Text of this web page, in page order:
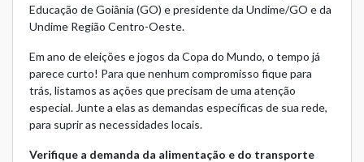
Educação de Goiânia (GO) e presidente da Undime/GO e da
Undime Região Centro-Oeste.
Em ano de eleições e jogos da Copa do Mundo, o tempo já
parece curto! Para que nenhum compromisso fique para
trás, listamos as ações que precisam de uma atenção
especial. Junte a elas as demandas específicas de sua rede,
para suprir as necessidades locais.
Verifique a demanda da alimentação e do transporte